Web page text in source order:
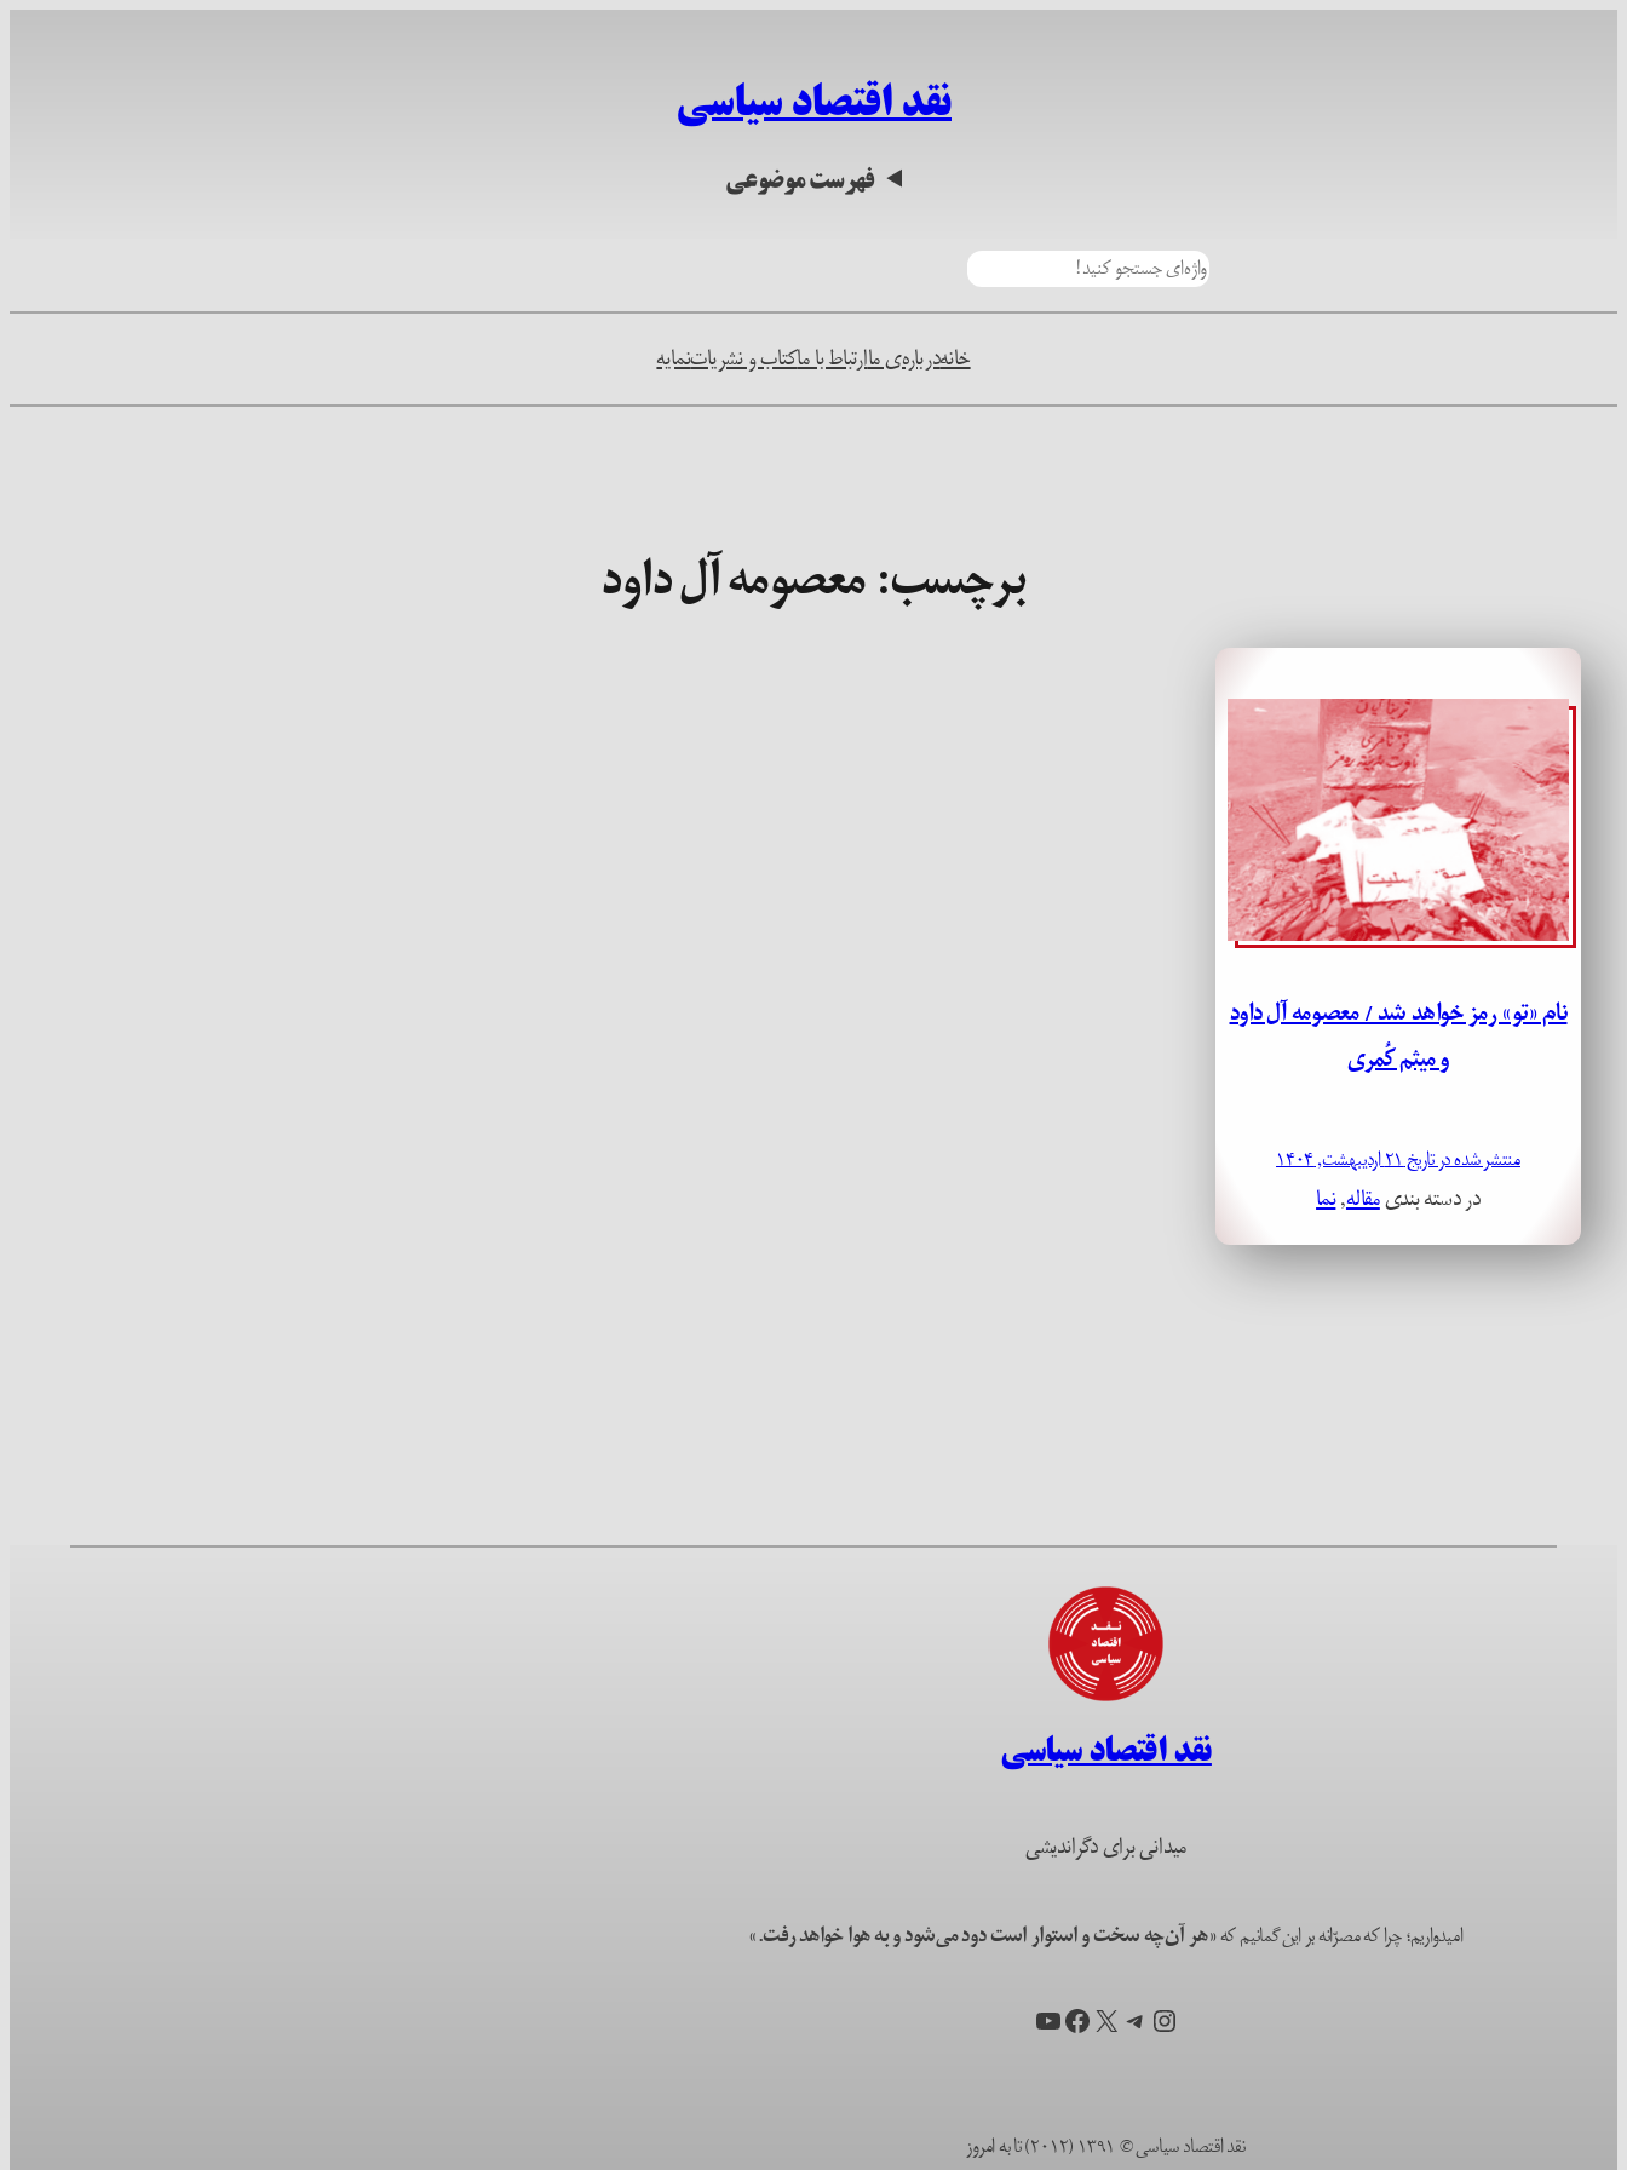
نقد اقتصاد سیاسی
فهرست موضوعی
خانهدرباره‌ی ماارتباط با ماکتاب و نشریاتنمایه
برچسب:معصومه آل داود
نام «تو» رمز خواهد شد / معصومه آل داود
و میثم کُمری
منتشر شده در تاریخ ۲۱ اردیبهشت, ۱۴۰۴
در دسته بندیمقاله, نما
نقد اقتصاد سیاسی
میدانی برای دگراندیشی
امیدواریم؛ چرا که مصرّانه بر این گمانیم که«هر آن‌چه سخت و استوار است دود می‌شود و به هوا خواهد رفت.»
اینستاگرم
تلگرام
X فیس‌بوک
یوتیوب
نقد اقتصاد سیاسی © ۱۳۹۱ (۲۰۱۲) تا به امروز